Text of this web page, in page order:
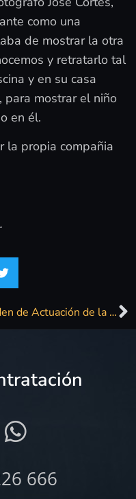
como una
de mostrar la otra
y retratarlo tal
y en su casa
mostrar el niño
en él.
la propia compañia
Orden de Actuación de la Gran Final. Javier Ojeda estrena hoy el nuevo Himno del Carnaval de Málaga
666